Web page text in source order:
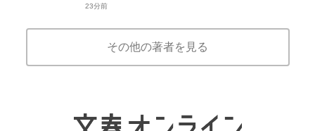
23分前
その他の著者を見る